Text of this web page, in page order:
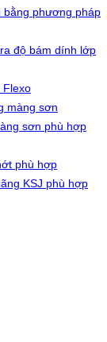
bằng phương pháp
độ bám dính lớp
Flexo
màng sơn
sơn phù hợp
phù hợp
KSJ phù hợp